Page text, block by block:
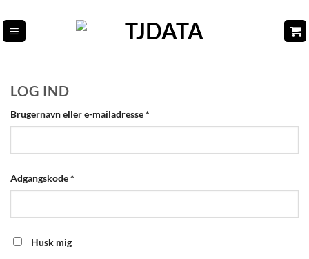
til
indhold
LOG IND
Brugernavn eller e-mailadresse*
Adgangskode*
Husk mig